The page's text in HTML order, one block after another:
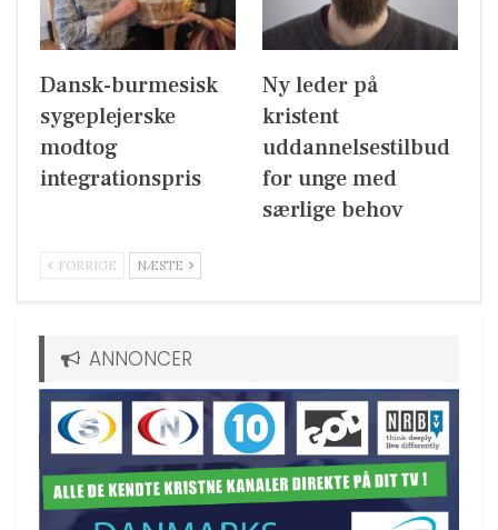
Dansk-burmesisk
sygeplejerske
modtog
integrationspris
Ny leder på
kristent
uddannelsestilbud
for unge med
særlige behov
FORRIGE NÆSTE
ANNONCER